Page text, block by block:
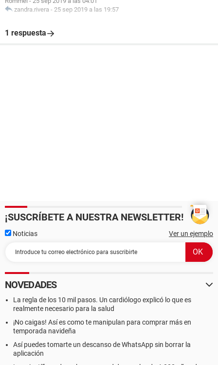
zandra.rivera - 25 sep 2019 a las 19:57
1 respuesta
¡SUSCRÍBETE A NUESTRA NEWSLETTER!
Noticias Ver un ejemplo
NOVEDADES
La regla de los 10 mil pasos. Un cardiólogo explicó lo que es
realmente necesario para la salud
¡No caigas! Así es como te manipulan para comprar más en
temporada navideña
Así puedes tomarte un descanso de WhatsApp sin borrar la
aplicación